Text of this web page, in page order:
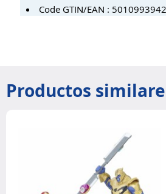
Code GTIN/EAN :
Productos